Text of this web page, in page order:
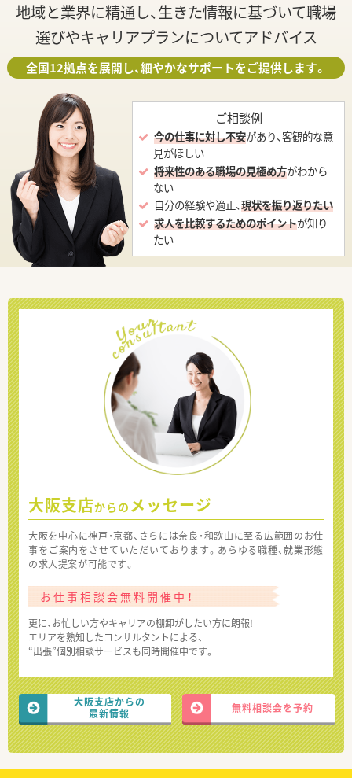
地域と業界に精通し、生きた情報に基づいて職場
選びやキャリアプランについてアドバイス
全国12拠点を展開し、細やかなサポートをご提供します。
ご相談例
今の仕事に対し不安があり、客観的な意
見がほしい
将来性のある職場の見極め方がわから
ない
自分の経験や適正、現状を振り返りたい
求人を比較するためのポイントが知り
たい
大阪支店からの メッセージ
大阪を中心に神戸・京都、さらには奈良・和歌山に至る広範囲のお仕
事をご案内をさせていただいております。あらゆる職種、就業形態
の求人提案が可能です。
お仕事相談会無料開催中！
更に、お忙しい方やキャリアの棚卸がしたい方に朗報!
エリアを熟知したコンサルタントによる、
“出張”個別相談サービスも同時開催中です。
大阪支店からの
最新情報
無料相談会を予約